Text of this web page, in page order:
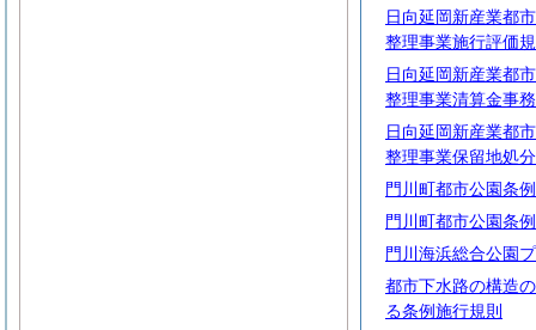
日向延岡新産業都
整理事業施行評価
日向延岡新産業都
整理事業清算金事
日向延岡新産業都
整理事業保留地処
門川町都市公園条例
門川町都市公園条
門川海浜総合公園
都市下水路の構造
る条例施行規則